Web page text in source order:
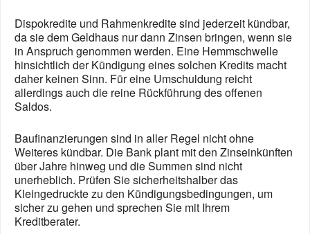
Dispokredite und Rahmenkredite sind jederzeit kündbar,
da sie dem Geldhaus nur dann Zinsen bringen, wenn sie
in Anspruch genommen werden. Eine Hemmschwelle
hinsichtlich der Kündigung eines solchen Kredits macht
daher keinen Sinn. Für eine Umschuldung reicht
allerdings auch die reine Rückführung des offenen
Saldos.
Baufinanzierungen sind in aller Regel nicht ohne
Weiteres kündbar. Die Bank plant mit den Zinseinkünften
über Jahre hinweg und die Summen sind nicht
unerheblich. Prüfen Sie sicherheitshalber das
Kleingedruckte zu den Kündigungsbedingungen, um
sicher zu gehen und sprechen Sie mit Ihrem
Kreditberater.